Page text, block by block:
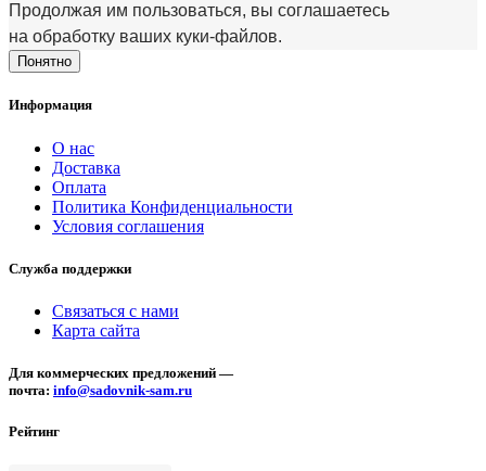
Продолжая им пользоваться, вы соглашаетесь
на обработку ваших куки‑файлов.
Понятно
Информация
О нас
Доставка
Оплата
Политика Конфиденциальности
Условия соглашения
Служба поддержки
Связаться с нами
Карта сайта
Для коммерческих предложений —
почта: info@sadovnik-sam.ru
Рейтинг